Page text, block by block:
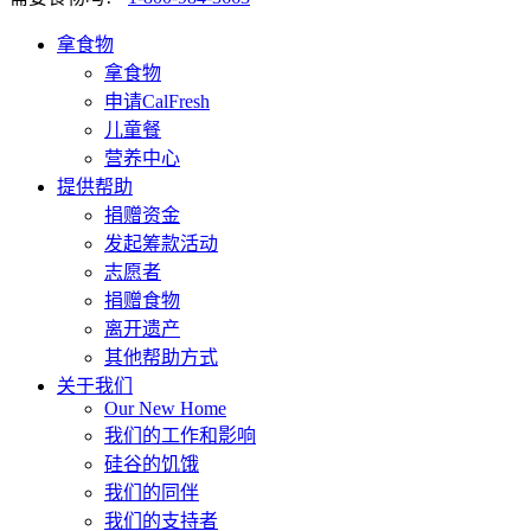
拿食物
拿食物
申请CalFresh
儿童餐
营养中心
提供帮助
捐赠资金
发起筹款活动
志愿者
捐赠食物
离开遗产
其他帮助方式
关于我们
Our New Home
我们的工作和影响
硅谷的饥饿
我们的同伴
我们的支持者